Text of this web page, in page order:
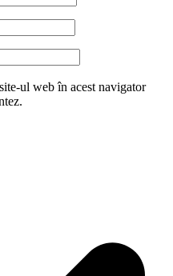
ul web în acest navigator